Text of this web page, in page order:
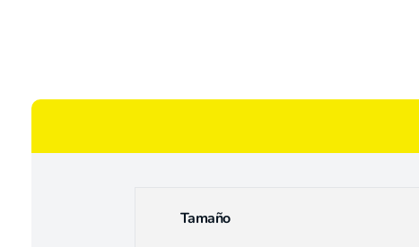
Tamaño